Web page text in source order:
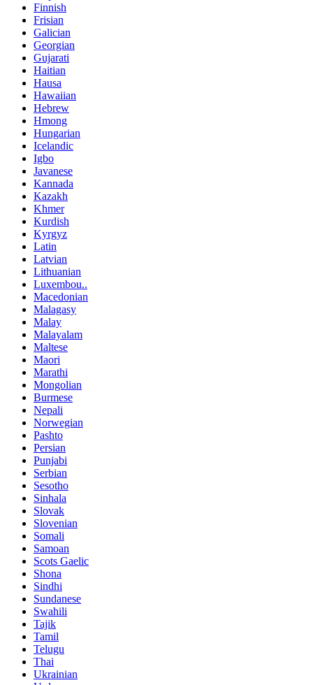
Finnish
Frisian
Galician
Georgian
Gujarati
Haitian
Hausa
Hawaiian
Hebrew
Hmong
Hungarian
Icelandic
Igbo
Javanese
Kannada
Kazakh
Khmer
Kurdish
Kyrgyz
Latin
Latvian
Lithuanian
Luxembou..
Macedonian
Malagasy
Malay
Malayalam
Maltese
Maori
Marathi
Mongolian
Burmese
Nepali
Norwegian
Pashto
Persian
Punjabi
Serbian
Sesotho
Sinhala
Slovak
Slovenian
Somali
Samoan
Scots Gaelic
Shona
Sindhi
Sundanese
Swahili
Tajik
Tamil
Telugu
Thai
Ukrainian